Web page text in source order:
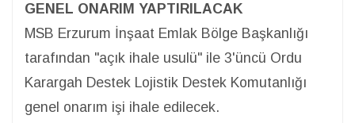
GENEL ONARIM YAPTIRILACAK
MSB Erzurum İnşaat Emlak Bölge Başkanlığı
tarafından "açık ihale usulü" ile 3'üncü Ordu
Karargah Destek Lojistik Destek Komutanlığı
genel onarım işi ihale edilecek.